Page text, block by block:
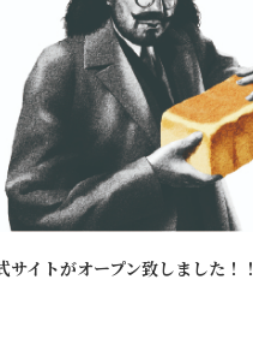
サイトがオープン致しました！！